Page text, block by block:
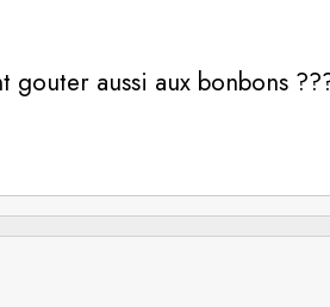
gouter aussi aux bonbons